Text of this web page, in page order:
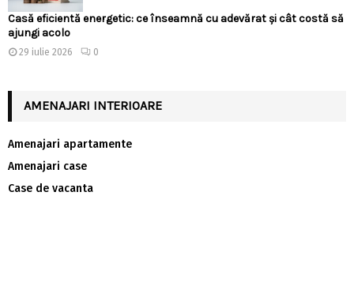
Casă eficientă energetic: ce înseamnă cu adevărat și cât costă să
ajungi acolo
29 iulie 2026 0
AMENAJARI INTERIOARE
Amenajari apartamente
Amenajari case
Case de vacanta